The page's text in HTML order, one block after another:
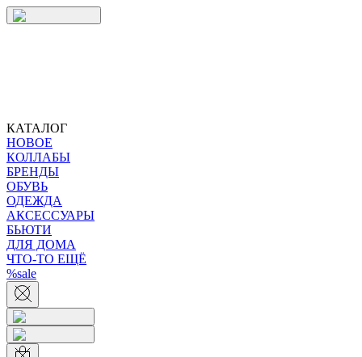
КАТАЛОГ
НОВОЕ
КОЛЛАБЫ
БРЕНДЫ
ОБУВЬ
ОДЕЖДА
АКСЕССУАРЫ
БЬЮТИ
ДЛЯ ДОМА
ЧТО-ТО ЕЩЁ
%sale